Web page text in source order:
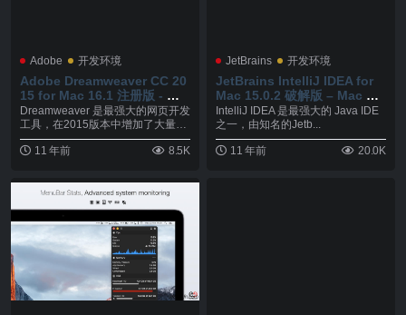
Adobe 开发环境
Adobe Dreamweaver CC 20
15 for Mac 16.1 注册版 - 网
页设计者必备的软件之一
Dreamweaver 是最强大的网页开发
工具，在2015版本中增加了大量新
的特...
11 年前
8.5K
JetBrains 开发环境
JetBrains IntelliJ IDEA for
Mac 15.0.2 破解版 – Mac 上
强大的 Java 集成开发工具
IntelliJ IDEA 是最强大的 Java IDE
之一，由知名的Jetb...
11 年前 20.0K